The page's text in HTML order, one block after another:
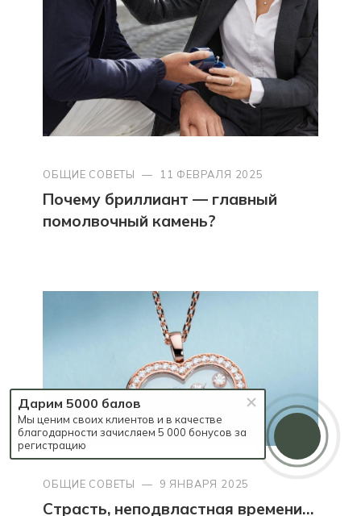
ОБЩИЕ СОВЕТЫ — 11 ФЕВРАЛЯ 2025
Почему бриллиант — главный
помолвочный камень?
ОБЩИЕ СОВЕТЫ — 9 ЯНВАРЯ 2025
Страсть, неподвластная времени…
Дарим 5000 балов
Мы ценим своих клиентов и в качестве
благодарности зачисляем 5 000 бонусов за
регистрацию